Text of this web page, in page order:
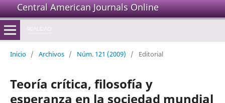
Central American Journals Online
Inicio / Archivos / Núm. 121 (2009) / Editorial
Teoría crítica, filosofía y
esperanza en la sociedad mundial